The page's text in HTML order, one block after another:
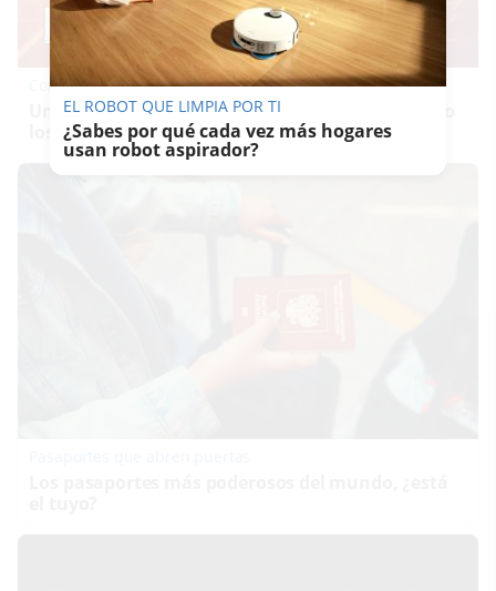
Corepunk MMORPG
Un verdadero MMORPG de la vieja escuela ¡Cómo
los de antes, pero mejor!
EL ROBOT QUE LIMPIA POR TI
¿Sabes por qué cada vez más hogares
usan robot aspirador?